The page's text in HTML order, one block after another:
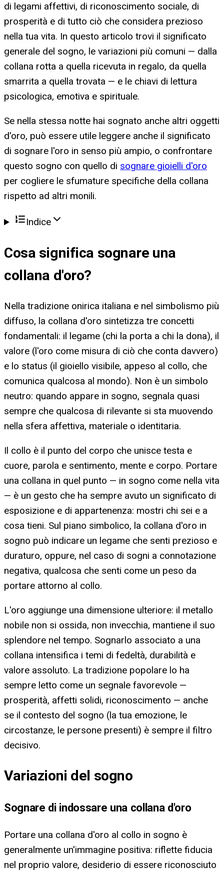
di legami affettivi, di riconoscimento sociale, di
prosperità e di tutto ciò che considera prezioso
nella tua vita. In questo articolo trovi il significato
generale del sogno, le variazioni più comuni — dalla
collana rotta a quella ricevuta in regalo, da quella
smarrita a quella trovata — e le chiavi di lettura
psicologica, emotiva e spirituale.
Se nella stessa notte hai sognato anche altri oggetti
d'oro, può essere utile leggere anche il significato
di sognare l'oro in senso più ampio, o confrontare
questo sogno con quello di sognare gioielli d'oro
per cogliere le sfumature specifiche della collana
rispetto ad altri monili.
Indice
Cosa significa sognare una
collana d'oro?
Nella tradizione onirica italiana e nel simbolismo più
diffuso, la collana d'oro sintetizza tre concetti
fondamentali: il legame (chi la porta a chi la dona), il
valore (l'oro come misura di ciò che conta davvero)
e lo status (il gioiello visibile, appeso al collo, che
comunica qualcosa al mondo). Non è un simbolo
neutro: quando appare in sogno, segnala quasi
sempre che qualcosa di rilevante si sta muovendo
nella sfera affettiva, materiale o identitaria.
Il collo è il punto del corpo che unisce testa e
cuore, parola e sentimento, mente e corpo. Portare
una collana in quel punto — in sogno come nella vita
— è un gesto che ha sempre avuto un significato di
esposizione e di appartenenza: mostri chi sei e a
cosa tieni. Sul piano simbolico, la collana d'oro in
sogno può indicare un legame che senti prezioso e
duraturo, oppure, nel caso di sogni a connotazione
negativa, qualcosa che senti come un peso da
portare attorno al collo.
L'oro aggiunge una dimensione ulteriore: il metallo
nobile non si ossida, non invecchia, mantiene il suo
splendore nel tempo. Sognarlo associato a una
collana intensifica i temi di fedeltà, durabilità e
valore assoluto. La tradizione popolare lo ha
sempre letto come un segnale favorevole —
prosperità, affetti solidi, riconoscimento — anche
se il contesto del sogno (la tua emozione, le
circostanze, le persone presenti) è sempre il filtro
decisivo.
Variazioni del sogno
Sognare di indossare una collana d'oro
Portare una collana d'oro al collo in sogno è
generalmente un'immagine positiva: riflette fiducia
nel proprio valore, desiderio di essere riconosciuto